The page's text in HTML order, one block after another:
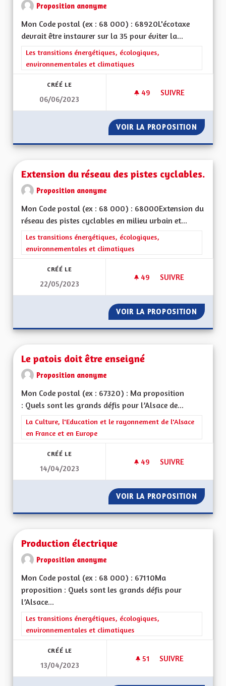
Proposition anonyme
Mon Code postal (ex : 68 000) : 68920L'écotaxe
devrait être instaurer sur la 35 pour éviter la...
Filtrer les résultats de la catégorie : Les transitions
Les transitions énergétiques, écologiques,
environnementales et climatiques
CRÉÉ LE
06/06/2023
49 49 ABONNÉS
SUIVRE
VOIR LA PROPOSITION
Extension du réseau des pistes cyclables.
Proposition anonyme
Mon Code postal (ex : 68 000) : 68000Extension du
réseau des pistes cyclables en milieu urbain et...
Filtrer les résultats de la catégorie : Les transitions
Les transitions énergétiques, écologiques,
environnementales et climatiques
CRÉÉ LE
22/05/2023
49 49 ABONNÉS
SUIVRE
VOIR LA PROPOSITION
Le patois doit être enseigné
Proposition anonyme
Mon Code postal (ex : 67320) : Ma proposition
: Quels sont les grands défis pour l’Alsace de...
Filtrer les résultats de la catégorie : La Culture, l'Education et
La Culture, l'Education et le rayonnement de l'Alsace
en France et en Europe
CRÉÉ LE
14/04/2023
49 49 ABONNÉS
SUIVRE
VOIR LA PROPOSITION LE
Production électrique
Proposition anonyme
Mon Code postal (ex : 68 000) : 67110Ma
proposition : Quels sont les grands défis pour
l’Alsace...
Filtrer les résultats de la catégorie : Les transitions
Les transitions énergétiques, écologiques,
environnementales et climatiques
CRÉÉ LE
13/04/2023
51 51 ABONNÉS
SUIVRE